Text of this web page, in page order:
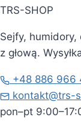
TRS-SHOP
Sejfy,
z głową.
+48 886 966
kontakt@trs-
pon–pt